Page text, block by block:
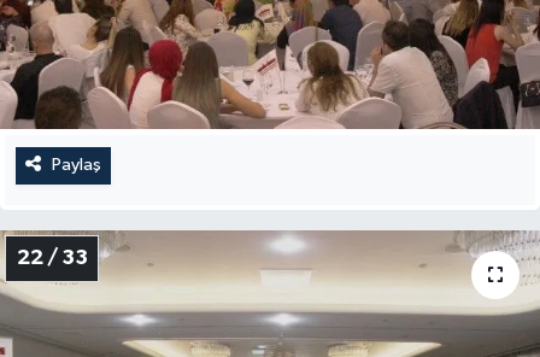
Paylaş
22 / 33